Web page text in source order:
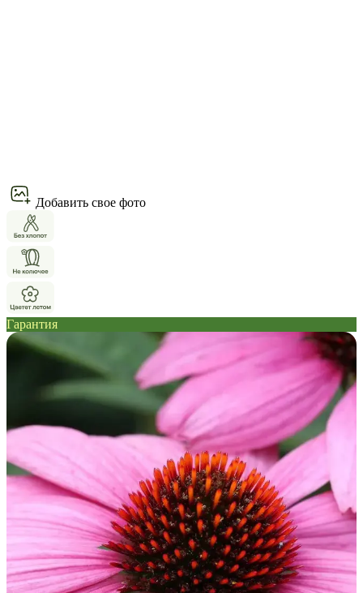
Добавить свое фото
Гарантия